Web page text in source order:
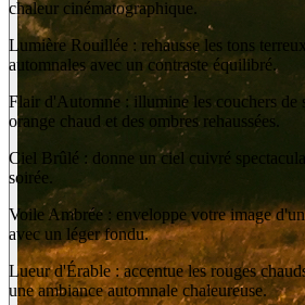
chaleur cinématographique.
Lumière Rouillée : rehausse les tons
automnales avec un contraste équilibré.
Flair d'Automne : illumine les couchers de
orange chaud et des ombres rehaussées.
Ciel Brûlé : donne un ciel cuivré
soirée.
Voile Ambrée : enveloppe votre image
avec un léger fondu.
Lueur d'Érable : accentue les rouges
une ambiance automnale chaleureuse.